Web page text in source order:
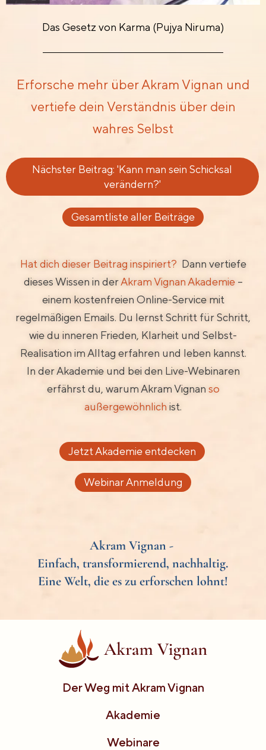
Das Gesetz von Karma (Pujya Niruma)
Erforsche mehr über Akram Vignan und
vertiefe dein Verständnis ​über dein
wahres Selbst
Nächster Beitrag: 'Kann man sein Schicksal
verändern?'
Gesamtliste aller Beiträge
Hat dich dieser Beitrag inspiriert? Dann vertiefe
dieses Wissen in derAkram Vignan Akademie–
einem kostenfreien Online-Service mit
regelmäßigen Emails. Du lernst Schritt für Schritt,
wie du inneren Frieden, Klarheit und Selbst-
Realisation im Alltag erfahren und leben kannst.
In der Akademie und bei den Live-Webinaren
erfährst du, warum Akram Vignan so
außergewöhnlich ist.
Jetzt Akademie entdecken
Webinar Anmeldung
Akram Vignan -
Einfach, transformierend, nachhaltig.
Eine Welt, die es zu erforschen lohnt!
Der Weg mit Akram Vignan
Akademie
Webinare